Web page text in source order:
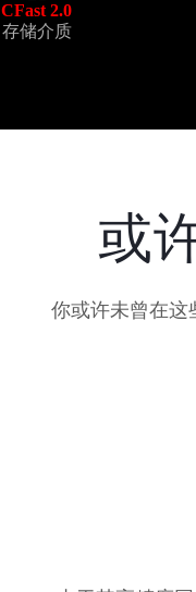
CFast 2.0
存储介质
或
你或许未曾在这